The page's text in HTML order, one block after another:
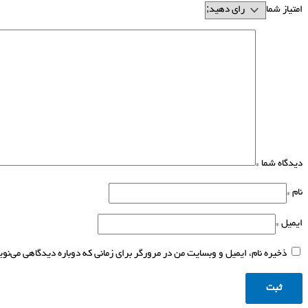
امتیاز شما
دیدگاه شما *
نام *
ایمیل *
ذخیره نام، ایمیل و وبسایت من در مرورگر برای زمانی که دوباره دیدگاهی